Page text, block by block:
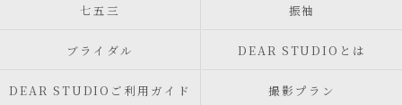
七五三 振袖
ブライダル DEAR STUDIOとは
DEAR STUDIOご利用ガイド 撮影プラン